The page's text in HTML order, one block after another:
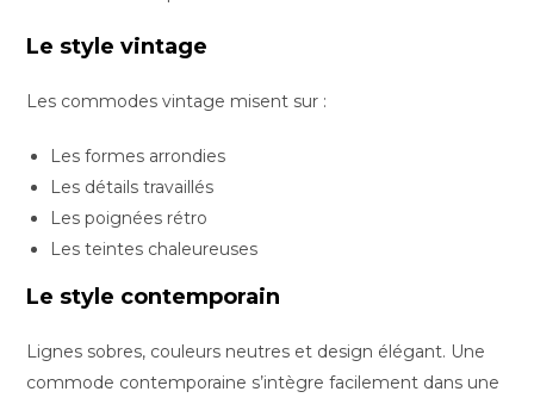
Le style vintage
Les commodes vintage misent sur :
Les formes arrondies
Les détails travaillés
Les poignées rétro
Les teintes chaleureuses
Le style contemporain
Lignes sobres, couleurs neutres et design élégant. Une
commode contemporaine s’intègre facilement dans une